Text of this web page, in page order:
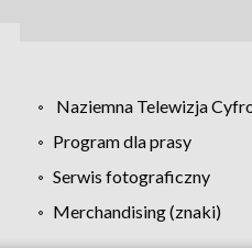
Naziemna Telewizja
Program dla prasy
Serwis fotograficzny
Merchandising (znaki)